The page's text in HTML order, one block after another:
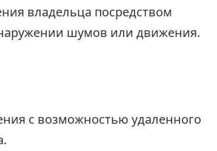
владельца посредством
шумов или движения.
с возможностью удаленного